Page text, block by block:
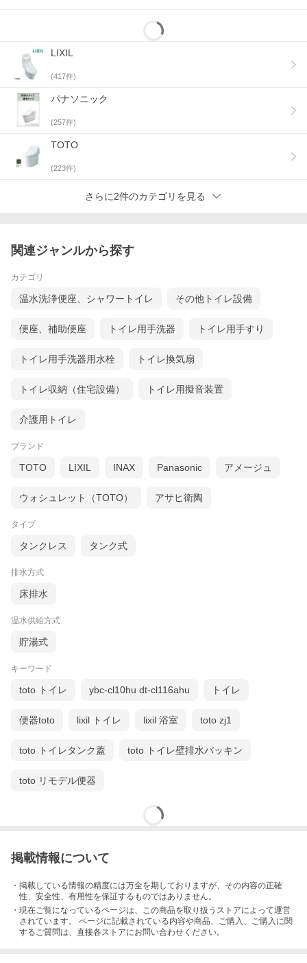
LIXIL
(417件)
パナソニック
(257件)
TOTO
(223件)
さらに2件のカテゴリを見る
関連ジャンルから探す
カテゴリ
温水洗浄便座、シャワートイレ その他トイレ設備
便座、補助便座 トイレ用手洗器 トイレ用手すり
トイレ用手洗器用水栓 トイレ換気扇
トイレ収納（住宅設備） トイレ用擬音装置
介護用トイレ
ブランド
TOTO LIXIL INAX Panasonic アメージュ
ウォシュレット（TOTO） アサヒ衛陶
タイプ
タンクレス タンク式
排水方式
床排水
温水供給方式
貯湯式
キーワード
toto トイレ ybc-cl10hu dt-cl116ahu トイレ
便器toto lixil トイレ lixil 浴室 toto zj1
toto トイレタンク蓋 toto トイレ壁排水パッキン
toto リモデル便器
掲載情報について
・掲載している情報の精度には万全を期しておりますが、その内容の正確
性、安全性、有用性を保証するものではありません。
・現在ご覧になっているページは、この商品を取り扱うストアによって運営
されています。 ページに記載されている内容や商品、ご購入 、ご購入に関
するご質問は、直接各ストアにお問い合わせください。